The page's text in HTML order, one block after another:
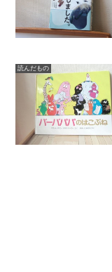
読んだもの